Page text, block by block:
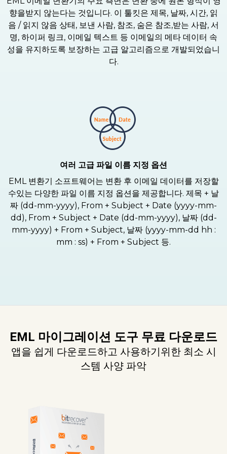
향을받지 않는다는 것입니다. 이 툴킷은 제목, 날짜, 시간, 읽
음 / 읽지 않음 상태, 보낸 사람, 참조, 숨은 참조,받는 사람, 서
명, 하이퍼 링크, 이메일 텍스트 등 이메일의 메타 데이터 속
성을 유지하도록 보장하는 고급 알고리즘으로 개발되었습니
다.
여러 고급 파일 이름 지정 옵션
EML 변환기 소프트웨어는 변환 후 이메일 데이터를 저장할
수있는 다양한 파일 이름 지정 옵션을 제공합니다. 제목 + 날
짜 (dd-mm-yyyy), From + Subject + Date (yyyy-mm-
dd), From + Subject + Date (dd-mm-yyyy), 날짜 (dd-
mm-yyyy) + From + Subject, 날짜 (yyyy-mm-dd hh :
mm : ss) + From + Subject 등.
EML 마이그레이션 도구 무료 다운로드
앱을 쉽게 다운로드하고 사용하기위한 최소 시
스템 사양 파악